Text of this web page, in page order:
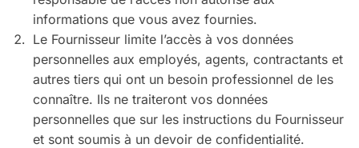
informations que vous avez fournies.
Le Fournisseur limite l’accès à vos données
personnelles aux employés, agents, contractants et
autres tiers qui ont un besoin professionnel de les
connaître. Ils ne traiteront vos données
personnelles que sur les instructions du Fournisseur
et sont soumis à un devoir de confidentialité.